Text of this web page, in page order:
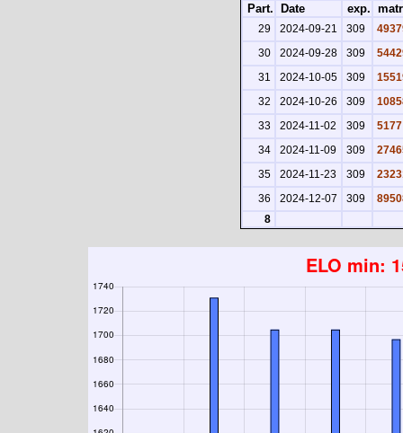
Part. Date exp.
29 2024-09-21 309
30
2024-09-28 309
31
2024-10-05 309
32
2024-10-26 309
33
2024-11-02 309
5177
34
2024-11-09 309
35
2024-11-23 309
36
2024-12-07 309
8